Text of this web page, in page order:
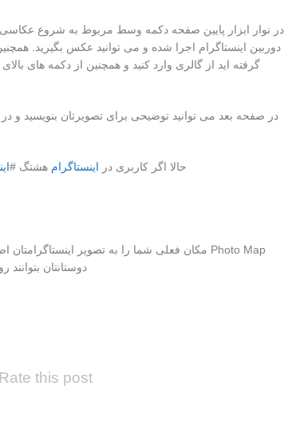
در نوار ابزار پایین صفحه دکمه وسط مربوط به شروع
دوربین اینستاگرام اجرا شده و می توانید عکس بگیرید.
گرفته اید از گالری وارد کنید و همچنین از دکمه های
در صفحه بعد می توانید توضیحی برای تصویرتان بنویسید و
حالا اگر کاربری در اینستاگرام هشتگ #
Rate this post